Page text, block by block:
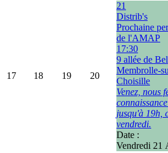
17 18 19 20
21
Distrib's
Prochaine
de l'AMAP
17:30
9 allée de
Membrolle-
Choisille
Venez, nous
jusqu'à 19h,
vendredi.
Date :
Vendredi 21